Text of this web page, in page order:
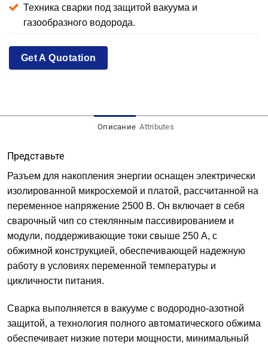
Техника сварки под защитой вакуума и
газообразного водорода.
Get A Quotation
Описание Attributes
Представьте
Разъем для накопления энергии оснащен электрически
изолированной микросхемой и платой, рассчитанной на
переменное напряжение 2500 В. Он включает в себя
сварочный чип со стеклянным пассивированием и
модули, поддерживающие токи свыше 250 А, с
обжимной конструкцией, обеспечивающей надежную
работу в условиях переменной температуры и
цикличности питания.
Сварка выполняется в вакууме с водородно-азотной
защитой, а технология полного автоматического обжима
обеспечивает низкие потери мощности, минимальный